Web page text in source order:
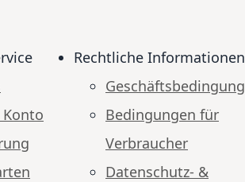
Rechtliche Informationen
Bedingungen für
Verbraucher
Datenschutz- &